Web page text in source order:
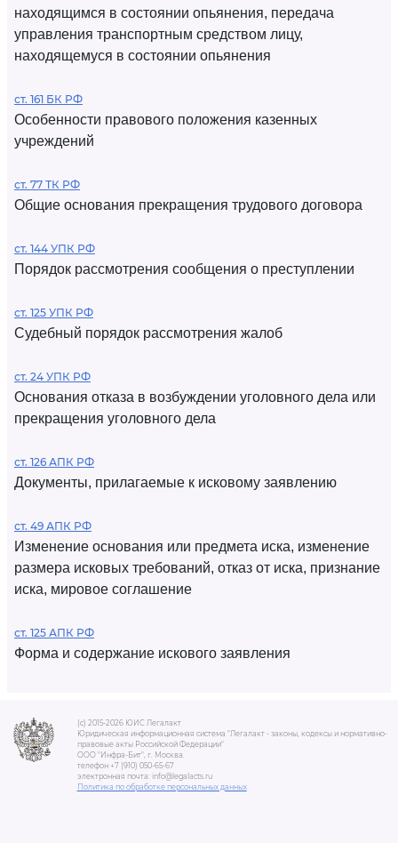
находящимся в состоянии опьянения, передача
управления транспортным средством лицу,
находящемуся в состоянии опьянения
ст. 161 БК РФ
Особенности правового положения казенных
учреждений
ст. 77 ТК РФ
Общие основания прекращения трудового договора
ст. 144 УПК РФ
Порядок рассмотрения сообщения о преступлении
ст. 125 УПК РФ
Судебный порядок рассмотрения жалоб
ст. 24 УПК РФ
Основания отказа в возбуждении уголовного дела или
прекращения уголовного дела
ст. 126 АПК РФ
Документы, прилагаемые к исковому заявлению
ст. 49 АПК РФ
Изменение основания или предмета иска, изменение
размера исковых требований, отказ от иска, признание
иска, мировое соглашение
ст. 125 АПК РФ
Форма и содержание искового заявления
(c) 2015-2026 ЮИС Легалакт
Юридическая информационная система "Легалакт - законы, кодексы и нормативно-
правовые акты Российской Федерации"
ООО "Инфра-Бит", г. Москва.
телефон +7 (910) 050-65-67
электронная почта: info@legalacts.ru
Политика по обработке персональных данных